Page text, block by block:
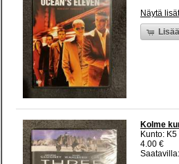
Näytä
Kolme
Kunto:
4.00 €